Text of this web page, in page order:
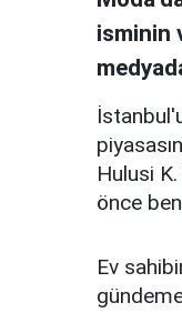
isminin
Hulusi
önce
Ev